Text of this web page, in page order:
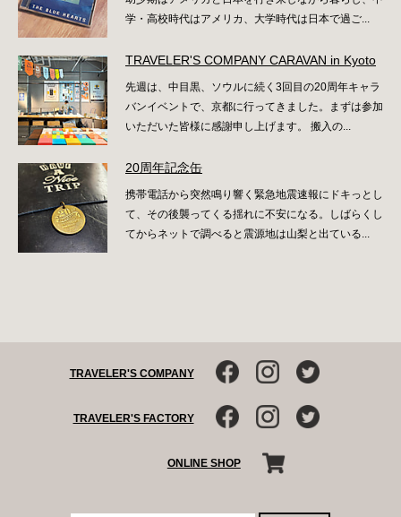
学・高校時代はアメリカ、大学時代は日本で過ご...
TRAVELER'S COMPANY CARAVAN in Kyoto
先週は、中目黒、ソウルに続く3回目の20周年キャラ
バンイベントで、京都に行ってきました。まずは参加
いただいた皆様に感謝申し上げます。 搬入の...
20周年記念缶
携帯電話から突然鳴り響く緊急地震速報にドキっとし
て、その後襲ってくる揺れに不安になる。しばらくし
てからネットで調べると震源地は山梨と出ている...
TRAVELER'S COMPANY
TRAVELER'S FACTORY
ONLINE SHOP